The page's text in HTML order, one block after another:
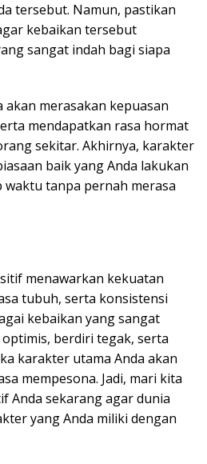
tersebut. Namun, pastikan
kebaikan tersebut
sangat indah bagi siapa
akan merasakan kepuasan
mendapatkan rasa hormat
sekitar. Akhirnya, karakter
baik yang Anda lakukan
waktu tanpa pernah merasa
menawarkan kekuatan
tubuh, serta konsistensi
kebaikan yang sangat
berdiri tegak, serta
karakter utama Anda akan
mempesona. Jadi, mari kita
Anda sekarang agar dunia
yang Anda miliki dengan